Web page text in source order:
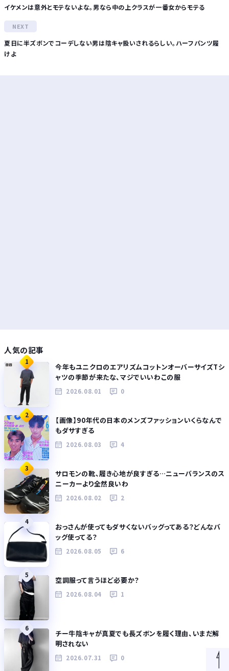
イケメンは意外とモテないよな。男なら中の上クラスが一番女からモテる
夏日に半ズボンでコーデしない男は陰キャ扱いされるらしい。ハーフパンツ履
けよ
人気の記事
1
今年もユニクロのエアリズムコットンオーバーサイズTシ
ャツの季節が来たな、マジでいいわこの服
2026.08.01 0
2
【画像】90年代の日本のメンズファッションいくらなんで
もダサすぎる
2026.08.03 4
3
サロモンの靴、履き心地が良すぎる…ニューバランスのス
ニーカーより全然良いわ
2026.08.02 2
4
おっさんが使ってもダサくないバッグってある？どんなバ
ッグ使ってる？
2026.08.05 6
5
空調服って言うほど必要か？
2026.08.04 1
6
チー牛陰キャが真夏でも長ズボンを履く理由、いまだ解
明されない
2026.07.31 0